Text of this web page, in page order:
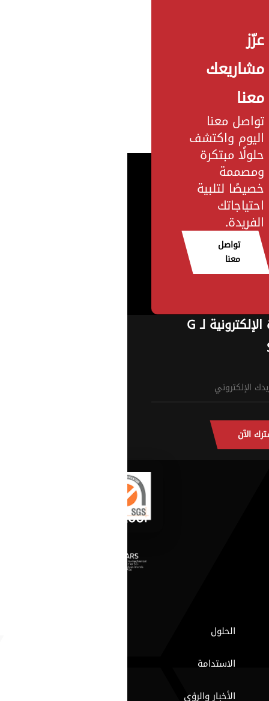
عزّز
مشاريعك
معنا
تواصل معنا
اليوم واكتشف
حلولًا مبتكرة
ومصممة
خصيصًا لتلبية
احتياجاتك
الفريدة.
تواصل
معنا
النشرة الإلكترونية لـ G
الآن
الحلول
الاستدامة
الأخبار والرؤى